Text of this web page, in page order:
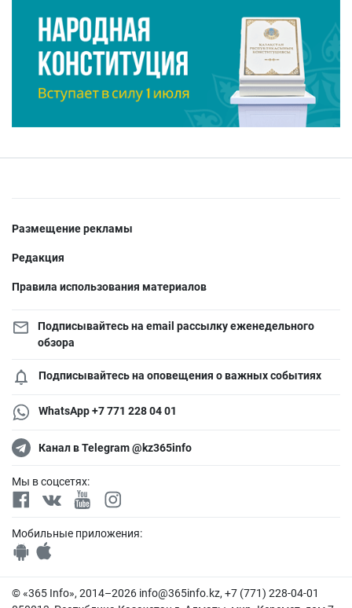
Размещение рекламы
Редакция
Правила использования материалов
Подписывайтесь на email рассылку еженедельного
обзора
Подписывайтесь на оповещения о важных событиях
WhatsApp +7 771 228 04 01
Канал в Telegram @kz365info
Мы в соцсетях:
Мобильные приложения:
© «365 Info», 2014–2026 info@365info.kz, +7 (771) 228-04-01